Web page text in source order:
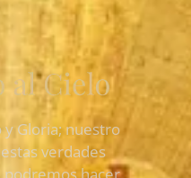
Gloria; nuestro
verdades